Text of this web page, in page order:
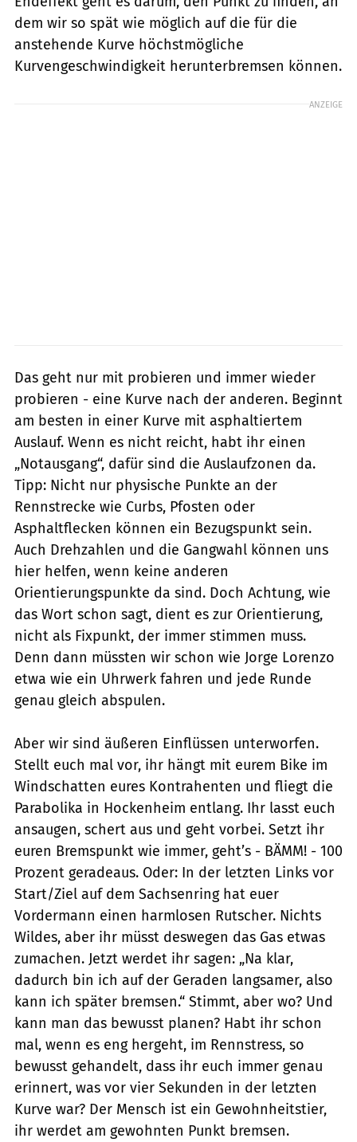
dem wir so spät wie möglich auf die für die
anstehende Kurve höchstmögliche
Kurvengeschwindigkeit herunterbremsen können.
ANZEIGE
Das geht nur mit probieren und immer wieder
probieren - eine Kurve nach der anderen. Beginnt
am besten in einer Kurve mit asphaltiertem
Auslauf. Wenn es nicht reicht, habt ihr einen
„Notausgang“, dafür sind die Auslaufzonen da.
Tipp: Nicht nur physische Punkte an der
Rennstrecke wie Curbs, Pfosten oder
Asphaltflecken können ein Bezugspunkt sein.
Auch Drehzahlen und die Gangwahl können uns
hier helfen, wenn keine anderen
Orientierungspunkte da sind. Doch Achtung, wie
das Wort schon sagt, dient es zur Orientierung,
nicht als Fixpunkt, der immer stimmen muss.
Denn dann müssten wir schon wie Jorge Lorenzo
etwa wie ein Uhrwerk fahren und jede Runde
genau gleich abspulen.
Aber wir sind äußeren Einflüssen unterworfen.
Stellt euch mal vor, ihr hängt mit eurem Bike im
Windschatten eures Kontrahenten und fliegt die
Parabolika in Hockenheim entlang. Ihr lasst euch
ansaugen, schert aus und geht vorbei. Setzt ihr
euren Bremspunkt wie immer, geht’s - BÄMM! - 100
Prozent geradeaus. Oder: In der letzten Links vor
Start/Ziel auf dem Sachsenring hat euer
Vordermann einen harmlosen Rutscher. Nichts
Wildes, aber ihr müsst deswegen das Gas etwas
zumachen. Jetzt werdet ihr sagen: „Na klar,
dadurch bin ich auf der Geraden langsamer, also
kann ich später bremsen.“ Stimmt, aber wo? Und
kann man das bewusst planen? Habt ihr schon
mal, wenn es eng hergeht, im Rennstress, so
bewusst gehandelt, dass ihr euch immer genau
erinnert, was vor vier Sekunden in der letzten
Kurve war? Der Mensch ist ein Gewohnheitstier,
ihr werdet am gewohnten Punkt bremsen.